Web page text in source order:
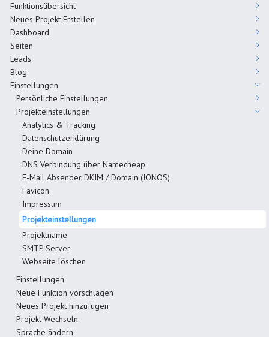
Funktionsübersicht
Neues Projekt Erstellen
Dashboard
Seiten
Leads
Blog
Einstellungen
Persönliche Einstellungen
Projekteinstellungen
Analytics & Tracking
Datenschutzerklärung
Deine Domain
DNS Verbindung über Namecheap
E-Mail Absender DKIM / Domain (IONOS)
Favicon
Impressum
Projekteinstellungen
Projektname
SMTP Server
Webseite löschen
Einstellungen
Neue Funktion vorschlagen
Neues Projekt hinzufügen
Projekt Wechseln
Sprache ändern